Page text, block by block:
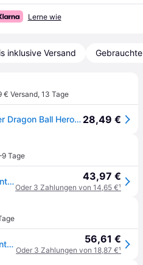
Lerne wie
inklusive Versand
€ Versand, 13 Tage
Nintendo Games Switch Super Dragon Ball Heroes World Mission Mehrfarbig PAL 28,49 €
Tage
BANDAI NAMCO Entertainment Super Dragon Ball Heroes: World Mission, Nintendo Switch, T (Jugendliche) 43,97 €
Oder 3 Zahlungen von 14,65 €¹
Super Dragon Ball Heroes (Nintendo Switch) (Neu) 56,61 €
Oder 3 Zahlungen von 18,87 €¹